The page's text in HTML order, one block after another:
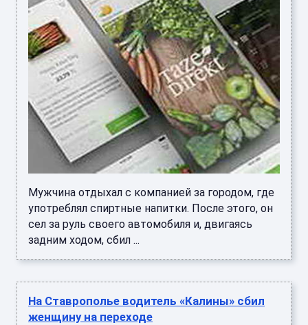
Мужчина отдыхал с компанией за городом, где
употреблял спиртные напитки. После этого, он
сел за руль своего автомобиля и, двигаясь
задним ходом, сбил ...
На Ставрополье водитель «Калины» сбил
женщину на переходе